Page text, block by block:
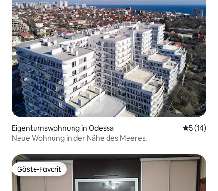
Eigentumswohnung in Odessa
5 (14)
Neue Wohnung in der Nähe des Meeres.
Gäste-Favorit
Gäste-Favorit